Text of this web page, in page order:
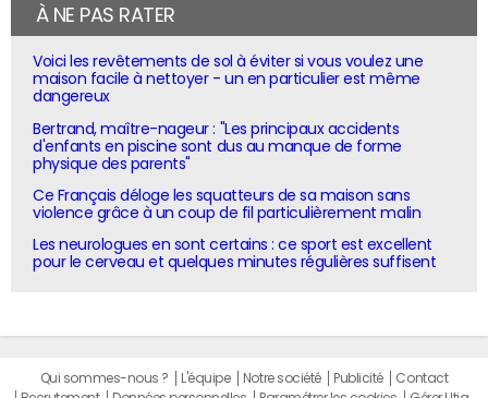
À NE PAS RATER
Voici les revêtements de sol à éviter si vous voulez une
maison facile à nettoyer - un en particulier est même
dangereux
Bertrand, maître-nageur : "Les principaux accidents
d'enfants en piscine sont dus au manque de forme
physique des parents"
Ce Français déloge les squatteurs de sa maison sans
violence grâce à un coup de fil particulièrement malin
Les neurologues en sont certains : ce sport est excellent
pour le cerveau et quelques minutes régulières suffisent
Qui sommes-nous ? L'équipe Notre société Publicité
Contact